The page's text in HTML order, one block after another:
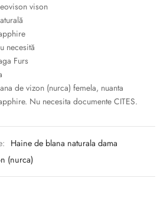
vison
necesită
Furs
de vizon (nurca) femela, nuanta
Nu necesita documente CITES.
Haine de blana naturala dama
(nurca)